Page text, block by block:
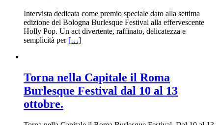
Intervista dedicata come premio speciale dato alla settima
edizione del Bologna Burlesque Festival alla effervescente
Holly Pop. Un act divertente, raffinato, delicatezza e
semplicità per […]
Torna nella Capitale il Roma
Burlesque Festival dal 10 al 13
ottobre.